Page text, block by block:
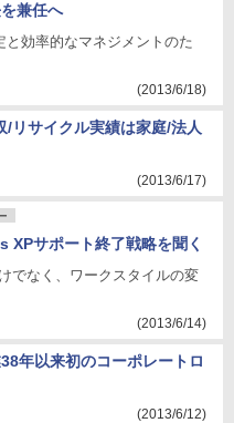
兼任へ
と効率的なマネジメントのた
(2013/6/18)
リサイクル実績は家庭/法人
(2013/6/17)
XPサポート終了戦略を聞く
でなく、ワークスタイルの変
(2013/6/14)
年以来初のコーポレートロ
(2013/6/12)